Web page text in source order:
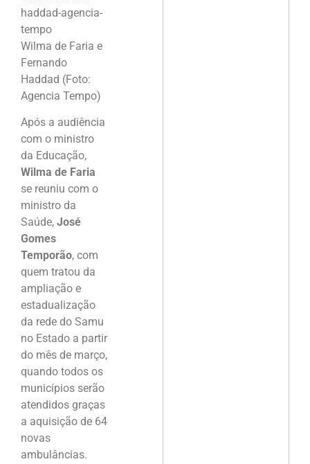
Wilma de Faria e
Fernando
Haddad (Foto:
Agencia Tempo)
Após a audiência
com o ministro
da Educação,
Wilma de Faria
se reuniu com o
ministro da
Saúde, José
Gomes
Temporão, com
quem tratou da
ampliação e
estadualização
da rede do Samu
no Estado a partir
do mês de março,
quando todos os
municípios serão
atendidos graças
a aquisição de 64
novas
ambulâncias.